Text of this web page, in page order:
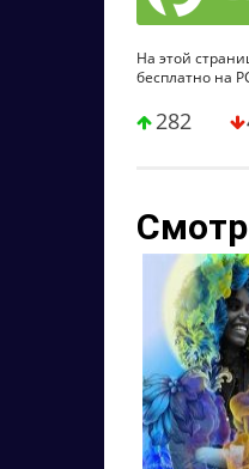
На этой
бесплатно на
282